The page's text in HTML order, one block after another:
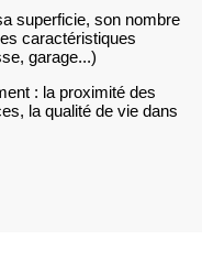
superficie, son nombre
caractéristiques
garage...)
: la proximité des
la qualité de vie dans